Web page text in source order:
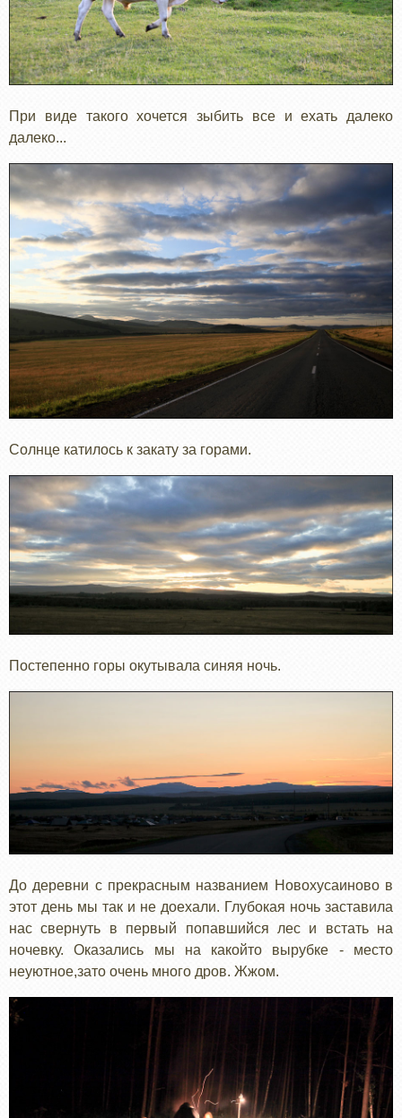
При виде такого хочется зыбить все и ехать далеко
далеко...
Солнце катилось к закату за горами.
Постепенно горы окутывала синяя ночь.
До деревни с прекрасным названием Новохусаиново в
этот день мы так и не доехали. Глубокая ночь заставила
нас свернуть в первый попавшийся лес и встать на
ночевку. Оказались мы на какойто вырубке - место
неуютное,зато очень много дров. Жжом.